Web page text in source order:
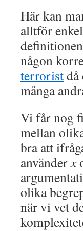
Här kan
alltför
någon
terroristdå
många
Vi får nog
mellan
bra att
använderx
olika
när vi vet